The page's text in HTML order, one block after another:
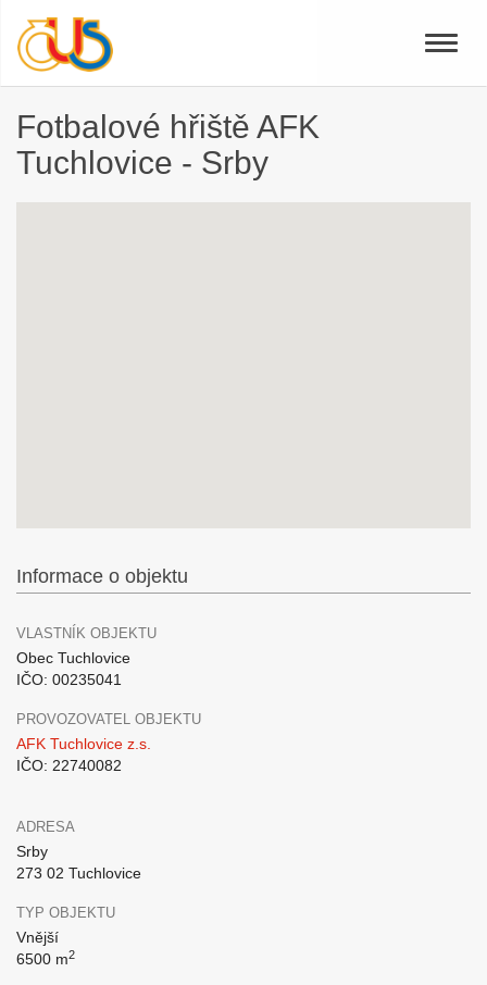
Toggle
Fotbalové hřiště AFK
Tuchlovice - Srby
Informace o objektu
VLASTNÍK OBJEKTU
Obec Tuchlovice
IČO: 00235041
PROVOZOVATEL OBJEKTU
AFK Tuchlovice z.s.
IČO: 22740082
ADRESA
Srby
273 02 Tuchlovice
TYP OBJEKTU
Vnější
6500 m2